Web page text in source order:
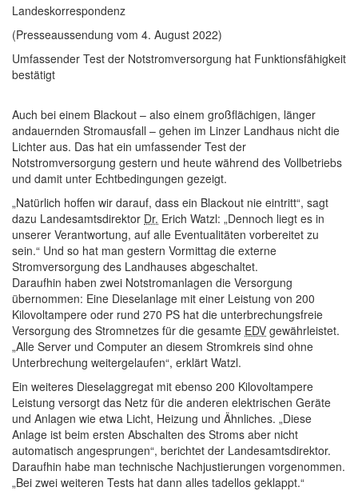
Landeskorrespondenz
(Presseaussendung vom 4. August 2022)
Umfassender Test der Notstromversorgung hat Funktionsfähigkeit
bestätigt
Auch bei einem Blackout – also einem großflächigen, länger
andauernden Stromausfall – gehen im Linzer Landhaus nicht die
Lichter aus. Das hat ein umfassender Test der
Notstromversorgung gestern und heute während des Vollbetriebs
und damit unter Echtbedingungen gezeigt.
„Natürlich hoffen wir darauf, dass ein Blackout nie eintritt“, sagt
dazu Landesamtsdirektor Dr. Erich Watzl: „Dennoch liegt es in
unserer Verantwortung, auf alle Eventualitäten vorbereitet zu
sein.“ Und so hat man gestern Vormittag die externe
Stromversorgung des Landhauses abgeschaltet.
Daraufhin haben zwei Notstromanlagen die Versorgung
übernommen: Eine Dieselanlage mit einer Leistung von 200
Kilovoltampere oder rund 270 PS hat die unterbrechungsfreie
Versorgung des Stromnetzes für die gesamte EDV gewährleistet.
„Alle Server und Computer an diesem Stromkreis sind ohne
Unterbrechung weitergelaufen“, erklärt Watzl.
Ein weiteres Dieselaggregat mit ebenso 200 Kilovoltampere
Leistung versorgt das Netz für die anderen elektrischen Geräte
und Anlagen wie etwa Licht, Heizung und Ähnliches. „Diese
Anlage ist beim ersten Abschalten des Stroms aber nicht
automatisch angesprungen“, berichtet der Landesamtsdirektor.
Daraufhin habe man technische Nachjustierungen vorgenommen.
„Bei zwei weiteren Tests hat dann alles tadellos geklappt.“